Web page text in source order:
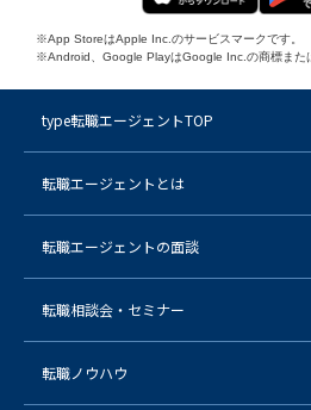
※App StoreはApple Inc.のサービスマークです。
※Android、Google PlayはGoogle Inc.の商標また
type転職エージェントTOP
転職エージェントとは
転職エージェントの面談
転職相談会・セミナー
転職ノウハウ